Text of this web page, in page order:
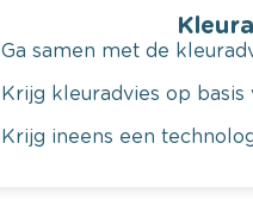
Ga samen met de
Krijg kleuradvies op
Krijg ineens een